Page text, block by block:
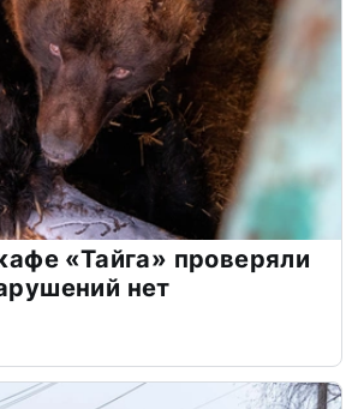
«Тайга» проверяли
нет